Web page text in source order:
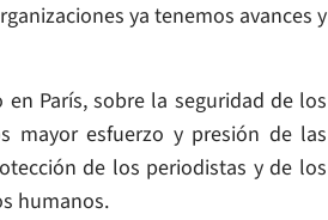
ya tenemos avances y
París, sobre la seguridad de los
mayor esfuerzo y presión de las
de los periodistas y de los
humanos.